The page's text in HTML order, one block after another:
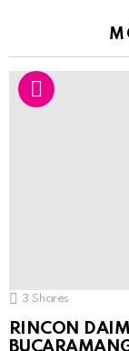
3 Shares
RINCON